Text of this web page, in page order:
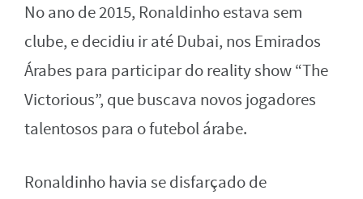
No ano de 2015, Ronaldinho estava sem
clube, e decidiu ir até Dubai, nos Emirados
Árabes para participar do reality show “The
Victorious”, que buscava novos jogadores
talentosos para o futebol árabe.
Ronaldinho havia se disfarçado de